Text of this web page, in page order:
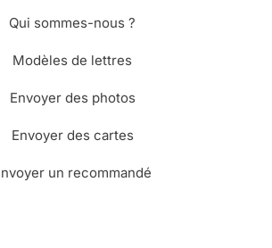
Qui sommes-nous ?
Modèles de lettres
Envoyer des photos
Envoyer des cartes
un recommandé